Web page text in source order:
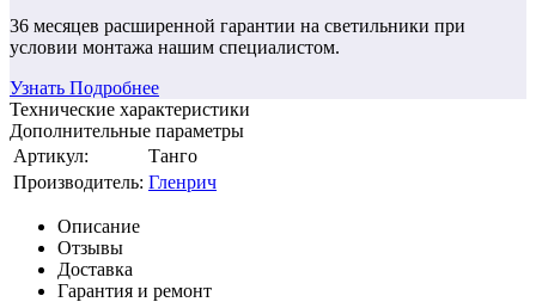
36 месяцев расширенной гарантии на светильники при
условии монтажа нашим специалистом.
Узнать Подробнее
Технические характеристики
Дополнительные параметры
Артикул:
Танго
Производитель: Гленрич
Описание
Отзывы
Доставка
Гарантия и ремонт